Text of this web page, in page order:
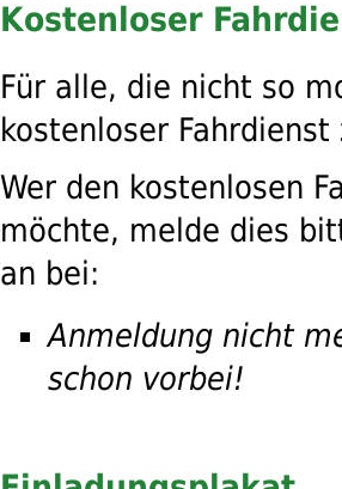
Kostenloser
Für alle, die nicht so
kostenloser Fahrdienst
Wer den kostenlosen
möchte, melde dies
an bei:
Anmeldung nicht
schon vorbei!